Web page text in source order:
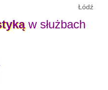
Łódź
w służbach